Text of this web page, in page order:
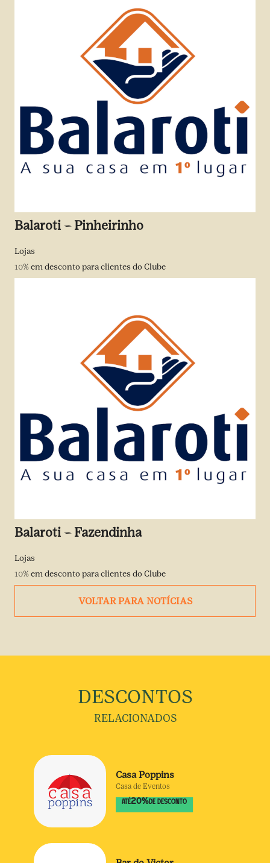
Balaroti – Pinheirinho
Lojas
10%em desconto para clientes do Clube
Balaroti – Fazendinha
Lojas
10%em desconto para clientes do Clube
VOLTAR PARA NOTÍCIAS
DESCONTOS
RELACIONADOS
Casa Poppins
Casa de Eventos
ATÉ20% DE DESCONTO